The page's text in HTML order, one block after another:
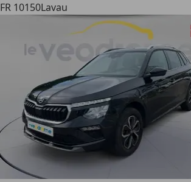
FR 10150Lavau